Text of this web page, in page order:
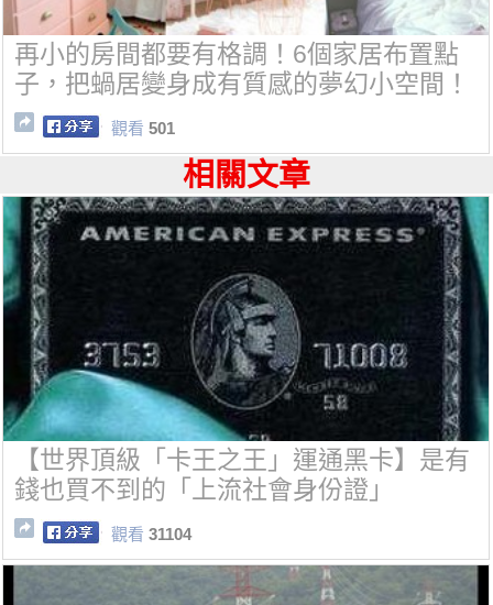
再小的房間都要有格調！6個家居布置點
子，把蝸居變身成有質感的夢幻小空間！
觀看 501
相關文章
【世界頂級「卡王之王」運通黑卡】是有
錢也買不到的「上流社會身份證」
觀看 31104